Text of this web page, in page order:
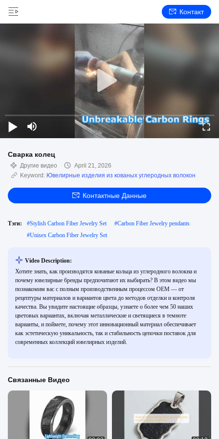
Контакт
Сварка колец
Другие видео
April 21, 2026
Keyword: Ювелирные изделия из кованых углеродных волокон
Контактные Данные
Тэги: #Stylish Carbon Fiber Jewelry Set #Carbon Fiber Jewelry pendants
#Unisex Carbon Fiber Jewelry Set
Video Description:
Хотите знать, как производятся кованые кольца из углеродного волокна и
почему ювелирные бренды предпочитают их выбирать? В этом видео мы
познакомим вас с полным производственным процессом OEM — от
рецептуры материалов и вариантов цвета до методов отделки и контроля
качества. Вы увидите настоящие образцы, узнаете о более чем 50 наших
цветовых вариантах, включая металлические и светящиеся в темноте
варианты, и поймете, почему этот инновационный материал обеспечивает
как эстетическую уникальность, так и стабильность цепочки поставок для
современных коллекций ювелирных изделий.
Связанные Видео